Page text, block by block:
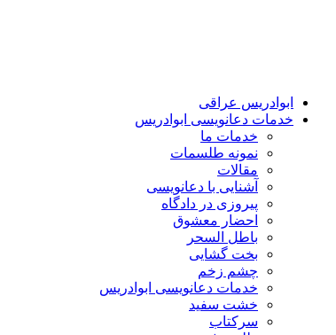
ابوادریس عراقی
خدمات دعانویسی ابوادریس
خدمات ما
نمونه طلسمات
مقالات
آشنایی با دعانویسی
پیروزی در دادگاه
احضار معشوق
باطل السحر
بخت گشایی
چشم زخم
خدمات دعانویسی ابوادریس
خشت سفید
سرکتاب